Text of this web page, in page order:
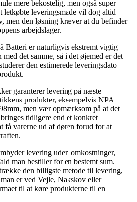
mere bekostelig, men også super
letkøbte leveringsmåde vil dog altid
men den løsning kræver at du befinder
arbejdslager.
Batteri er naturligvis ekstremt vigtig
det samme, så i det øjemed er det
den estimerede leveringsdato
garanterer levering på næste
produkter, eksempelvis NPA-
men vær opmærksom på at det
tidligere end et konkret
få varerne ud af døren forud for at
levering uden omkostninger,
man bestiller for en bestemt sum.
den billigste metode til levering,
er ved Vejle, Nakskov eller
til at køre produkterne til en